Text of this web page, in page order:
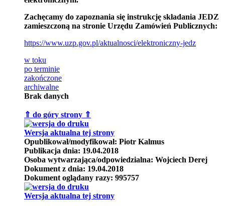
Zachęcamy do zapoznania się instrukcję składania JEDZ
zamieszczoną na stronie Urzędu Zamówień Publicznych:
https://www.uzp.gov.pl/aktualnosci/elektroniczny-jedz
w toku
po terminie
zakończone
archiwalne
Brak danych
⇑ do góry strony ⇑
Wersja aktualna tej strony
Opublikował/modyfikował: Piotr Kalmus
Publikacja dnia: 19.04.2018
Osoba wytwarzająca/odpowiedzialna: Wojciech Derej
Dokument z dnia: 19.04.2018
Dokument oglądany razy: 995757
Wersja aktualna tej strony